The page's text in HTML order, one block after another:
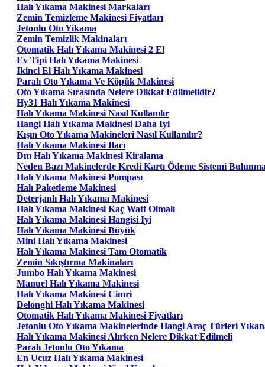
Halı Yıkama Makinesi Markaları
Zemin Temizleme Makinesi Fiyatları
Jetonlu Oto Yikama
Zemin Temizlik Makinaları
Otomatik Halı Yıkama Makinesi 2 El
Ev Tipi Halı Yıkama Makinesi
Ikinci El Halı Yıkama Makinesi
Paralı Oto Yıkama Ve Köpük Makinesi
Oto Yıkama Sırasında Nelere Dikkat Edilmelidir?
Hy31 Halı Yıkama Makinesi
Halı Yıkama Makinesi Nasıl Kullanılır
Hangi Halı Yıkama Makinesi Daha Iyi
Kışın Oto Yıkama Makineleri Nasıl Kullanılır?
Halı Yıkama Makinesi Ilacı
Dm Halı Yıkama Makinesi Kiralama
Neden Bazı Makinelerde Kredi Kartı Ödeme Sistemi
Halı Yıkama Makinesi Pompası
Halı Paketleme Makinesi
Deterjanlı Halı Yıkama Makinesi
Halı Yıkama Makinesi Kaç Watt Olmalı
Halı Yıkama Makinesi Hangisi Iyi
Halı Yıkama Makinesi Büyük
Mini Halı Yıkama Makinesi
Halı Yıkama Makinesi Tam Otomatik
Zemin Sıkıştırma Makinaları
Jumbo Halı Yıkama Makinesi
Manuel Halı Yıkama Makinesi
Halı Yıkama Makinesi Cimri
Delonghi Halı Yıkama Makinesi
Otomatik Halı Yıkama Makinesi Fiyatları
Jetonlu Oto Yıkama Makinelerinde Hangi Araç Türleri
Halı Yıkama Makinesi Alırken Nelere Dikkat Edilmeli
Paralı Jetonlu Oto Yıkama
En Ucuz Halı Yıkama Makinesi